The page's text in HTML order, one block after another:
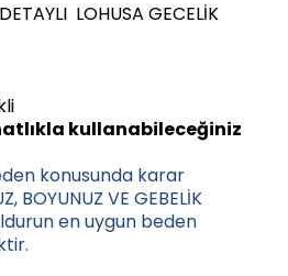
LOHUSA GECELİK
kullanabileceğiniz
konusunda karar
BOYUNUZ VE GEBELİK
en uygun beden